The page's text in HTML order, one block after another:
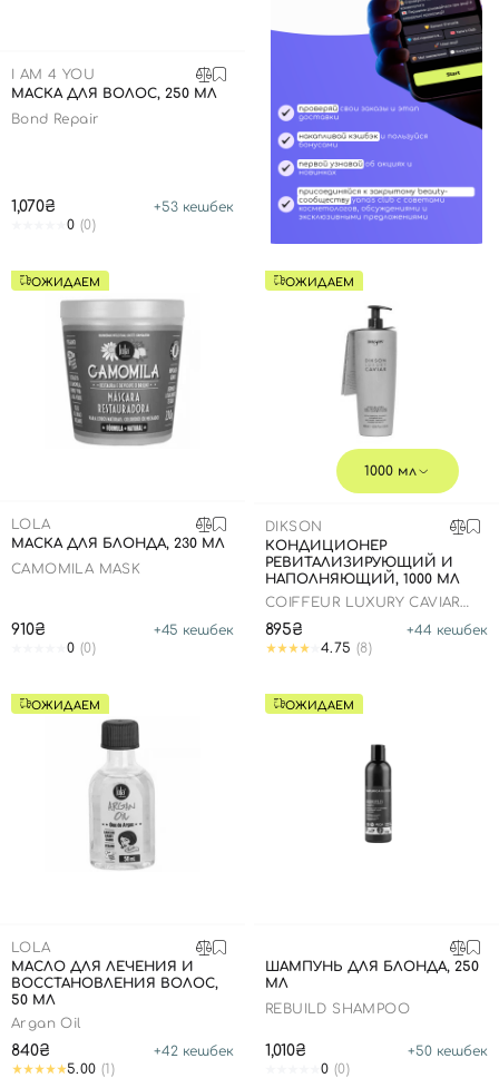
I AM 4 YOU
МАСКА ДЛЯ ВОЛОС, 250 МЛ
Bond Repair
1,070₴ +53 кешбек
0 (0)
ОЖИДАЕМ
LOLA
МАСКА ДЛЯ БЛОНДА, 230 МЛ
CAMOMILA MASK
910₴ +45 кешбек
0 (0)
ОЖИДАЕМ
1000 мл
DIKSON
КОНДИЦИОНЕР
РЕВИТАЛИЗИРУЮЩИЙ И
НАПОЛНЯЮЩИЙ, 1000 МЛ
COIFFEUR LUXURY CAVIAR
895₴ +44 кешбек
4.75 (8)
ОЖИДАЕМ
LOLA
МАСЛО ДЛЯ ЛЕЧЕНИЯ И
ВОССТАНОВЛЕНИЯ ВОЛОС,
50 МЛ
Argan Oil
840₴ +42 кешбек
5.00 (1)
ОЖИДАЕМ
ШАМПУНЬ ДЛЯ БЛОНДА, 250
МЛ
REBUILD SHAMPOO
1,010₴ +50 кешбек
0 (0)